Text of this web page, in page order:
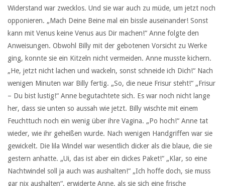
Widerstand war zwecklos. Und sie war auch zu müde, um jetzt noch
opponieren. „Mach Deine Beine mal ein bissle auseinander! Sonst
kann mit Venus keine Venus aus Dir machen!“ Anne folgte den
Anweisungen. Obwohl Billy mit der gebotenen Vorsicht zu Werke
ging, konnte sie ein Kitzeln nicht vermeiden. Anne musste kichern.
„He, jetzt nicht lachen und wackeln, sonst schneide ich Dich!“ Nach
wenigen Minuten war Billy fertig. „So, die neue Frisur steht!“ „Frisur
– Du bist lustig!“ Anne begutachtete sich. Es war noch nicht lange
her, dass sie unten so aussah wie jetzt. Billy wischte mit einem
Feuchttuch noch ein wenig über ihre Vagina. „Po hoch!“ Anne tat
wieder, wie ihr geheißen wurde. Nach wenigen Handgriffen war sie
gewickelt. Die lila Windel war wesentlich dicker als die blaue, die sie
gestern anhatte. „Ui, das ist aber ein dickes Paket!“ „Klar, so eine
Nachtwindel soll ja auch was aushalten!“ „Ich hoffe doch, sie muss
gar nix aushalten“, erwiderte Anne, als sie sich eine frische